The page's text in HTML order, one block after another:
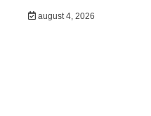
august 4, 2026